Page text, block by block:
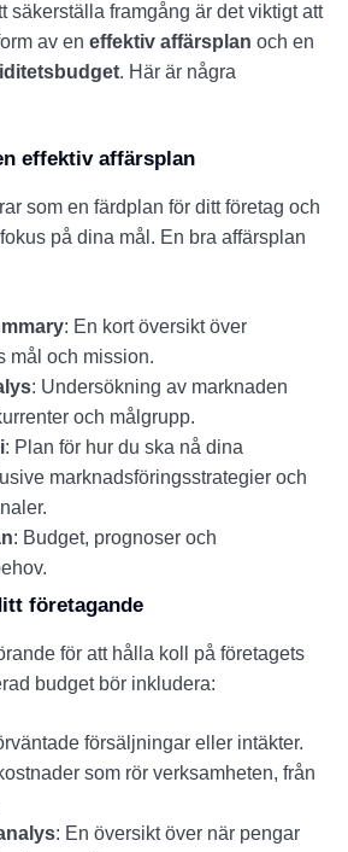
säkerställa framgång är det viktigt att
av en effektiv affärsplan och en
. Här är några
effektiv affärsplan
som en färdplan för ditt företag och
på dina mål. En bra affärsplan
: En kort översikt över
mål och mission.
: Undersökning av marknaden
och målgrupp.
: Plan för hur du ska nå dina
marknadsföringsstrategier och
: Budget, prognoser och
företagande
för att hålla koll på företagets
budget bör inkludera:
försäljningar eller intäkter.
som rör verksamheten, från
: En översikt över när pengar